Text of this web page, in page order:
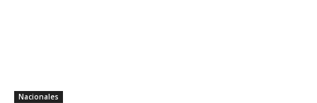
Nacionales